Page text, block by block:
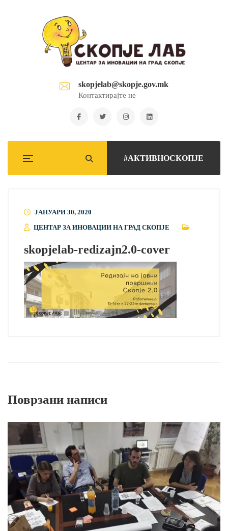
skopjelab@skopje.gov.mk
Контактирајте не
#АКТИВНОСКОПЈЕ
ЈАНУАРИ 30, 2020
ЦЕНТАР ЗА ИНОВАЦИИ НА ГРАД СКОПЈЕ
skopjelab-redizajn2.0-cover
Поврзани написи